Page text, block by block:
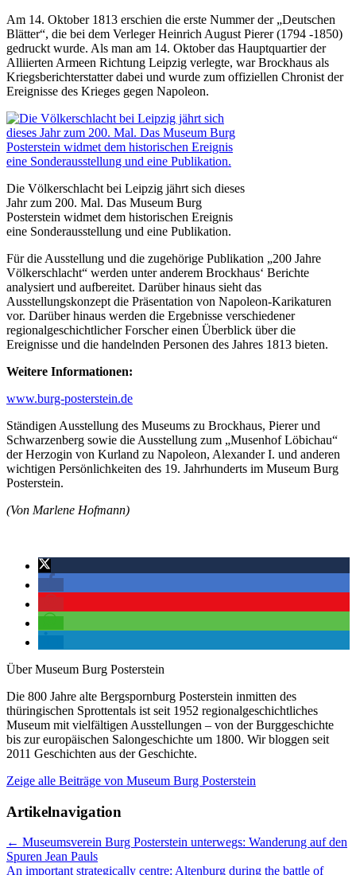
Am 14. Oktober 1813 erschien die erste Nummer der „Deutschen
Blätter“, die bei dem Verleger Heinrich August Pierer (1794 -1850)
gedruckt wurde. Als man am 14. Oktober das Hauptquartier der
Alliierten Armeen Richtung Leipzig verlegte, war Brockhaus als
Kriegsberichterstatter dabei und wurde zum offiziellen Chronist der
Ereignisse des Krieges gegen Napoleon.
Die Völkerschlacht bei Leipzig jährt sich dieses
Jahr zum 200. Mal. Das Museum Burg
Posterstein widmet dem historischen Ereignis
eine Sonderausstellung und eine Publikation.
Für die Ausstellung und die zugehörige Publikation „200 Jahre
Völkerschlacht“ werden unter anderem Brockhaus‘ Berichte
analysiert und aufbereitet. Darüber hinaus sieht das
Ausstellungskonzept die Präsentation von Napoleon-Karikaturen
vor. Darüber hinaus werden die Ergebnisse verschiedener
regionalgeschichtlicher Forscher einen Überblick über die
Ereignisse und die handelnden Personen des Jahres 1813 bieten.
Weitere Informationen:
www.burg-posterstein.de
Ständigen Ausstellung des Museums zu Brockhaus, Pierer und
Schwarzenberg sowie die Ausstellung zum „Musenhof Löbichau“
der Herzogin von Kurland zu Napoleon, Alexander I. und anderen
wichtigen Persönlichkeiten des 19. Jahrhunderts im Museum Burg
Posterstein.
(Von Marlene Hofmann)
Über Museum Burg Posterstein
Die 800 Jahre alte Bergspornburg Posterstein inmitten des
thüringischen Sprottentals ist seit 1952 regionalgeschichtliches
Museum mit vielfältigen Ausstellungen – von der Burggeschichte
bis zur europäischen Salongeschichte um 1800. Wir bloggen seit
2011 Geschichten aus der Geschichte.
Zeige alle Beiträge von Museum Burg Posterstein
Artikelnavigation
← Museumsverein Burg Posterstein unterwegs: Wanderung auf den
Spuren Jean Pauls
An important strategically centre: Altenburg during the battle of